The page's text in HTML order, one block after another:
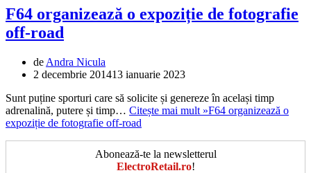
F64 organizează o expoziție de fotografie
off-road
de Andra Nicula
2 decembrie 201413 ianuarie 2023
Sunt puține sporturi care să solicite și genereze în același timp
adrenalină, putere și timp… Citește mai mult »F64 organizează o
expoziție de fotografie off-road
Abonează-te la newsletterul
ElectroRetail.ro!